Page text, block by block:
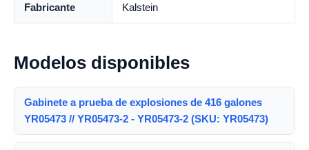
Fabricante Kalstein
Modelos disponibles
Gabinete a prueba de explosiones de 416 galones
YR05473 // YR05473-2 - YR05473-2 (SKU: YR05473)